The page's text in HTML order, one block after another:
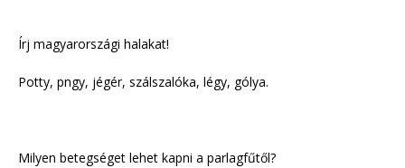
Írj magyarországi halakat!
Potty, pngy, jégér, szálszalóka, légy, gólya.
Milyen betegséget lehet kapni a parlagfűtől?